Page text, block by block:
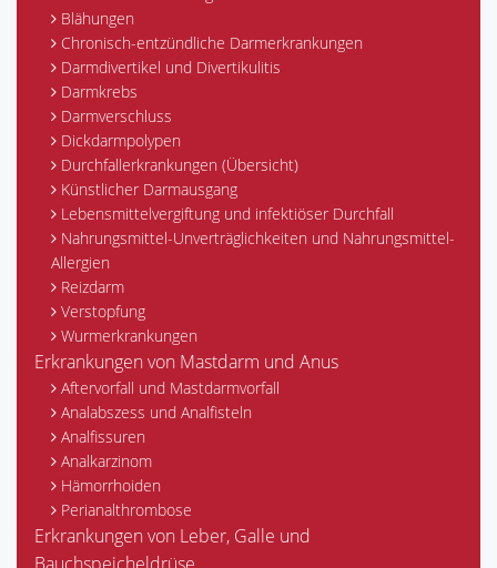
Blähungen
Chronisch-entzündliche Darmerkrankungen
Darmdivertikel und Divertikulitis
Darmkrebs
Darmverschluss
Dickdarmpolypen
Durchfallerkrankungen (Übersicht)
Künstlicher Darmausgang
Lebensmittelvergiftung und infektiöser Durchfall
Nahrungsmittel-Unverträglichkeiten und Nahrungsmittel-
Allergien
Reizdarm
Verstopfung
Wurmerkrankungen
Erkrankungen von Mastdarm und Anus
Aftervorfall und Mastdarmvorfall
Analabszess und Analfisteln
Analfissuren
Analkarzinom
Hämorrhoiden
Perianalthrombose
Erkrankungen von Leber, Galle und